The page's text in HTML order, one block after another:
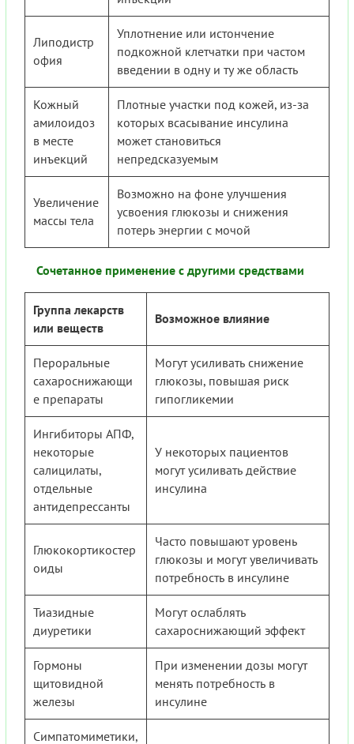
Липодистр
офия
Уплотнение или истончение
подкожной клетчатки при частом
введении в одну и ту же область
Кожный
амилоидоз
в месте
инъекций
Плотные участки под кожей, из-за
которых всасывание инсулина
может становиться
непредсказуемым
Увеличение
массы тела
Возможно на фоне улучшения
усвоения глюкозы и снижения
потерь энергии с мочой
Сочетанное применение с другими средствами
Группа лекарств
или веществ
Возможное влияние
Пероральные
сахароснижающи
е препараты
Могут усиливать снижение
глюкозы, повышая риск
гипогликемии
Ингибиторы АПФ,
некоторые
салицилаты,
отдельные
антидепрессанты
У некоторых пациентов
могут усиливать действие
инсулина
Глюкокортикостер
оиды
Часто повышают уровень
глюкозы и могут увеличивать
потребность в инсулине
Тиазидные
диуретики
Могут ослаблять
сахароснижающий эффект
Гормоны
щитовидной
железы
При изменении дозы могут
менять потребность в
инсулине
Симпатомиметики,